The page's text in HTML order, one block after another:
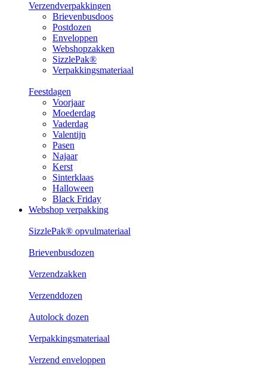
Verzendverpakkingen
Brievenbusdoos
Postdozen
Enveloppen
Webshopzakken
SizzlePak®
Verpakkingsmateriaal
Feestdagen
Voorjaar
Moederdag
Vaderdag
Valentijn
Pasen
Najaar
Kerst
Sinterklaas
Halloween
Black Friday
Webshop verpakking
SizzlePak® opvulmateriaal
Brievenbusdozen
Verzendzakken
Verzenddozen
Autolock dozen
Verpakkingsmateriaal
Verzend enveloppen